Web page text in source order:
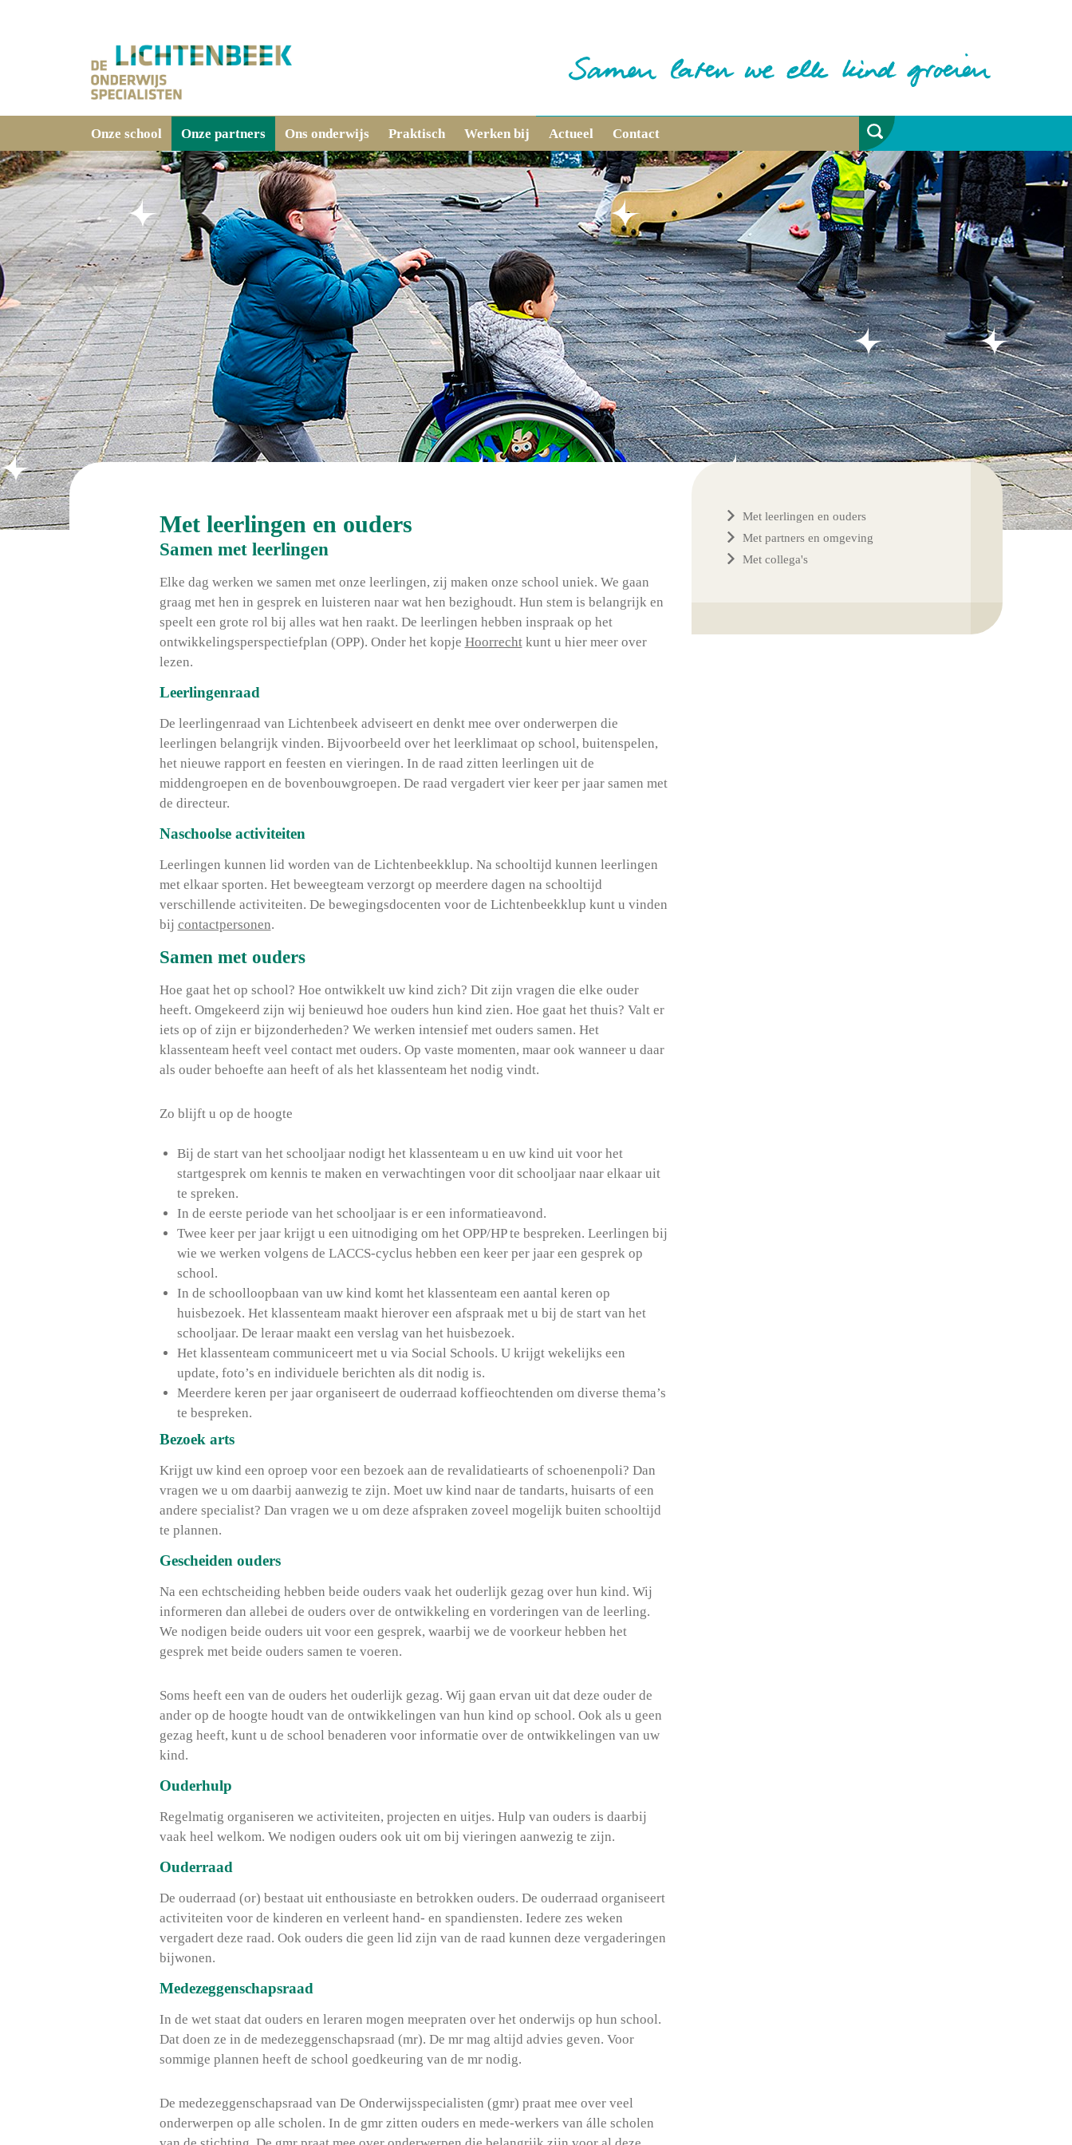
Onze school Onze partners Ons onderwijs Praktisch Werken bij Actueel Contact
Met leerlingen en ouders
Samen met leerlingen
Elke dag werken we samen met onze leerlingen, zij maken onze school uniek. We gaan
graag met hen in gesprek en luisteren naar wat hen bezighoudt. Hun stem is belangrijk en
speelt een grote rol bij alles wat hen raakt. De leerlingen hebben inspraak op het
ontwikkelingsperspectiefplan (OPP). Onder het kopje Hoorrechtkunt u hier meer over
lezen.
Leerlingenraad
De leerlingenraad van Lichtenbeek adviseert en denkt mee over onderwerpen die
leerlingen belangrijk vinden. Bijvoorbeeld over het leerklimaat op school, buitenspelen,
het nieuwe rapport en feesten en vieringen. In de raad zitten leerlingen uit de
middengroepen en de bovenbouwgroepen. De raad vergadert vier keer per jaar samen met
de directeur.
Naschoolse activiteiten
Leerlingen kunnen lid worden van de Lichtenbeekklup. Na schooltijd kunnen leerlingen
met elkaar sporten. Het beweegteam verzorgt op meerdere dagen na schooltijd
verschillende activiteiten. De bewegingsdocenten voor de Lichtenbeekklup kunt u vinden
bij contactpersonen.
Samen met ouders
Hoe gaat het op school? Hoe ontwikkelt uw kind zich? Dit zijn vragen die elke ouder
heeft. Omgekeerd zijn wij benieuwd hoe ouders hun kind zien. Hoe gaat het thuis? Valt er
iets op of zijn er bijzonderheden? We werken intensief met ouders samen. Het
klassenteam heeft veel contact met ouders. Op vaste momenten, maar ook wanneer u daar
als ouder behoefte aan heeft of als het klassenteam het nodig vindt.
Zo blijft u op de hoogte
Bij de start van het schooljaar nodigt het klassenteam u en uw kind uit voor het
startgesprek om kennis te maken en verwachtingen voor dit schooljaar naar elkaar uit
te spreken.
In de eerste periode van het schooljaar is er een informatieavond.
Twee keer per jaar krijgt u een uitnodiging om het OPP/HP te bespreken. Leerlingen bij
wie we werken volgens de LACCS-cyclus hebben een keer per jaar een gesprek op
school.
In de schoolloopbaan van uw kind komt het klassenteam een aantal keren op
huisbezoek. Het klassenteam maakt hierover een afspraak met u bij de start van het
schooljaar. De leraar maakt een verslag van het huisbezoek.
Het klassenteam communiceert met u via Social Schools. U krijgt wekelijks een
update, foto’s en individuele berichten als dit nodig is.
Meerdere keren per jaar organiseert de ouderraad koffieochtenden om diverse thema’s
te bespreken.
Bezoek arts
Krijgt uw kind een oproep voor een bezoek aan de revalidatiearts of schoenenpoli? Dan
vragen we u om daarbij aanwezig te zijn. Moet uw kind naar de tandarts, huisarts of een
andere specialist? Dan vragen we u om deze afspraken zoveel mogelijk buiten schooltijd
te plannen.
Gescheiden ouders
Na een echtscheiding hebben beide ouders vaak het ouderlijk gezag over hun kind. Wij
informeren dan allebei de ouders over de ontwikkeling en vorderingen van de leerling.
We nodigen beide ouders uit voor een gesprek, waarbij we de voorkeur hebben het
gesprek met beide ouders samen te voeren.
Soms heeft een van de ouders het ouderlijk gezag. Wij gaan ervan uit dat deze ouder de
ander op de hoogte houdt van de ontwikkelingen van hun kind op school. Ook als u geen
gezag heeft, kunt u de school benaderen voor informatie over de ontwikkelingen van uw
kind.
Ouderhulp
Regelmatig organiseren we activiteiten, projecten en uitjes. Hulp van ouders is daarbij
vaak heel welkom. We nodigen ouders ook uit om bij vieringen aanwezig te zijn.
Ouderraad
De ouderraad (or) bestaat uit enthousiaste en betrokken ouders. De ouderraad organiseert
activiteiten voor de kinderen en verleent hand- en spandiensten. Iedere zes weken
vergadert deze raad. Ook ouders die geen lid zijn van de raad kunnen deze vergaderingen
bijwonen.
Medezeggenschapsraad
In de wet staat dat ouders en leraren mogen meepraten over het onderwijs op hun school.
Dat doen ze in de medezeggenschapsraad (mr). De mr mag altijd advies geven. Voor
sommige plannen heeft de school goedkeuring van de mr nodig.
De medezeggenschapsraad van De Onderwijsspecialisten (gmr) praat mee over veel
onderwerpen op alle scholen. In de gmr zitten ouders en mede-werkers van álle scholen
Met leerlingen en ouders
Met partners en omgeving
Met collega's